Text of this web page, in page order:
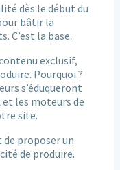
dès le début du
bâtir la
C’est la base.
exclusif,
Pourquoi ?
s’éduqueront
les moteurs de
site.
de proposer un
de produire.